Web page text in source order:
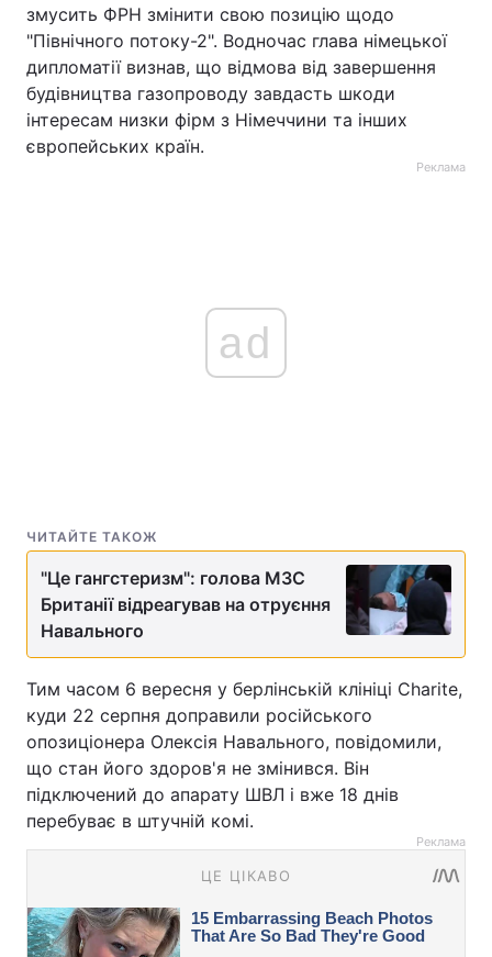
змусить ФРН змінити свою позицію щодо
"Північного потоку-2". Водночас глава німецької
дипломатії визнав, що відмова від завершення
будівництва газопроводу завдасть шкоди
інтересам низки фірм з Німеччини та інших
європейських країн.
Реклама
ad
ЧИТАЙТЕ ТАКОЖ
"Це гангстеризм": голова МЗС
Британії відреагував на отруєння
Навального
Тим часом 6 вересня у берлінській клініці Charite,
куди 22 серпня доправили російського
опозиціонера Олексія Навального, повідомили,
що стан його здоров'я не змінився. Він
підключений до апарату ШВЛ і вже 18 днів
перебуває в штучній комі.
Реклама